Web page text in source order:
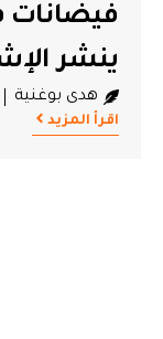
فيضانات
ينشر
هدى بوغنية
اقرأ المزيد